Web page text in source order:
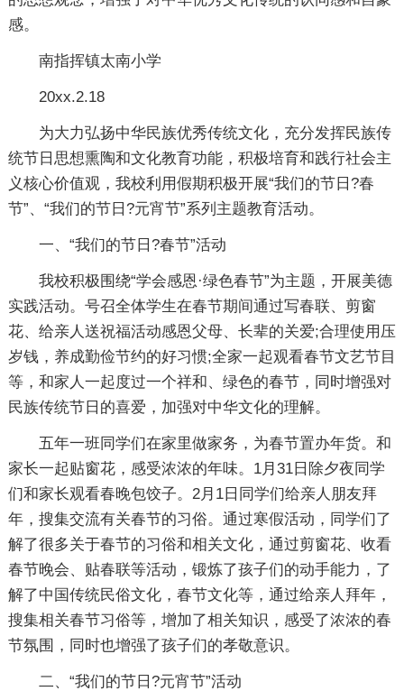
感。
南指挥镇太南小学
20xx.2.18
为大力弘扬中华民族优秀传统文化，充分发挥民族传
统节日思想熏陶和文化教育功能，积极培育和践行社会主
义核心价值观，我校利用假期积极开展“我们的节日?春
节”、“我们的节日?元宵节”系列主题教育活动。
一、“我们的节日?春节”活动
我校积极围绕“学会感恩·绿色春节”为主题，开展美德
实践活动。号召全体学生在春节期间通过写春联、剪窗
花、给亲人送祝福活动感恩父母、长辈的关爱;合理使用压
岁钱，养成勤俭节约的好习惯;全家一起观看春节文艺节目
等，和家人一起度过一个祥和、绿色的春节，同时增强对
民族传统节日的喜爱，加强对中华文化的理解。
五年一班同学们在家里做家务，为春节置办年货。和
家长一起贴窗花，感受浓浓的年味。1月31日除夕夜同学
们和家长观看春晚包饺子。2月1日同学们给亲人朋友拜
年，搜集交流有关春节的习俗。通过寒假活动，同学们了
解了很多关于春节的习俗和相关文化，通过剪窗花、收看
春节晚会、贴春联等活动，锻炼了孩子们的动手能力，了
解了中国传统民俗文化，春节文化等，通过给亲人拜年，
搜集相关春节习俗等，增加了相关知识，感受了浓浓的春
节氛围，同时也增强了孩子们的孝敬意识。
二、“我们的节日?元宵节”活动